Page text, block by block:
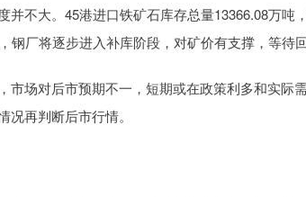
并不大。45港进口铁矿石库存总量13366.08万吨
钢厂将逐步进入补库阶段，对矿价有支撑，等待回
市场对后市预期不一，短期或在政策利多和实际
再判断后市行情。